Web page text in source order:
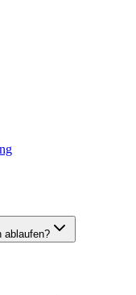
ablaufen?